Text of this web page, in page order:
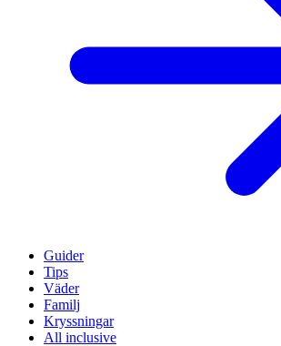
Guider
Tips
Väder
Familj
Kryssningar
All inclusive